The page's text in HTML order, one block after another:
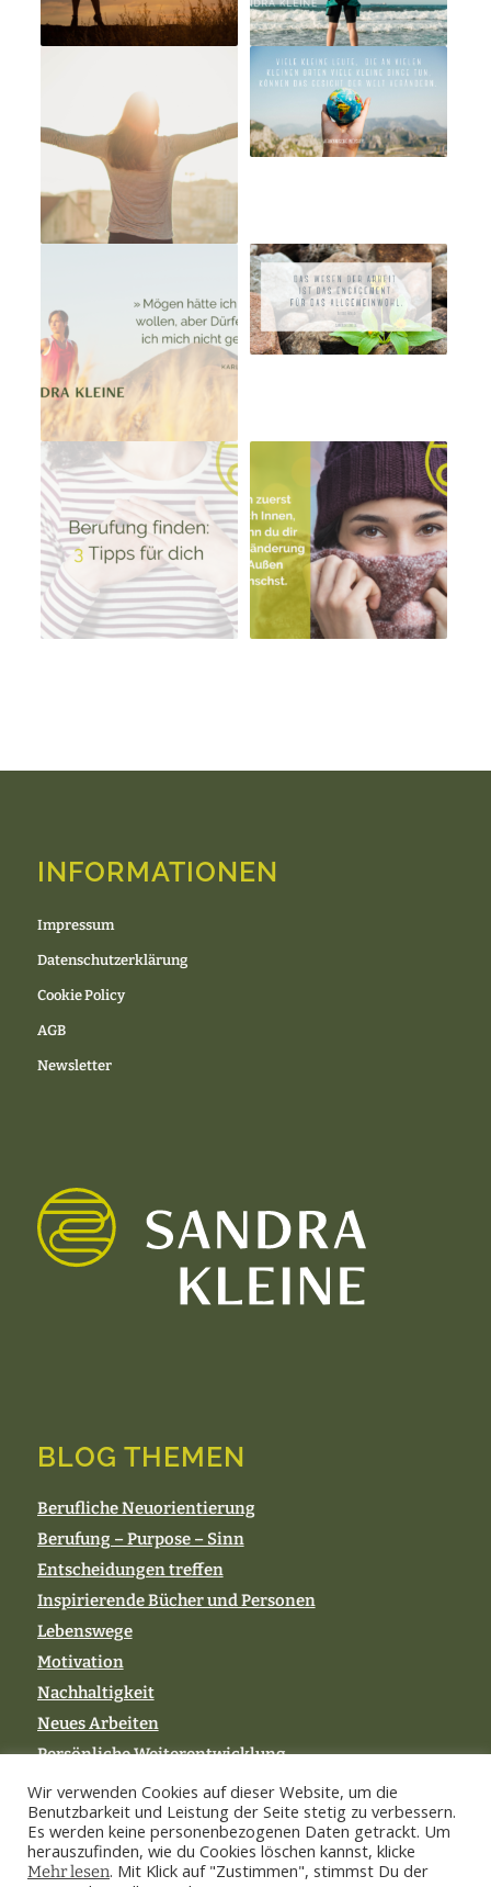
INFORMATIONEN
Impressum
Datenschutzerklärung
Cookie Policy
AGB
Newsletter
BLOG THEMEN
Berufliche Neuorientierung
Berufung – Purpose – Sinn
Entscheidungen treffen
Inspirierende Bücher und Personen
Lebenswege
Motivation
Nachhaltigkeit
Neues Arbeiten
Persönliche Weiterentwicklung
Wir verwenden Cookies auf dieser Website, um die
Benutzbarkeit und Leistung der Seite stetig zu verbessern.
Es werden keine personenbezogenen Daten getrackt. Um
herauszufinden, wie du Cookies löschen kannst, klicke
Mehr lesen. Mit Klick auf "Zustimmen", stimmst Du der